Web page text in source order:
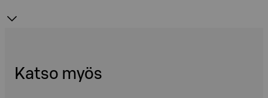
Katso myös